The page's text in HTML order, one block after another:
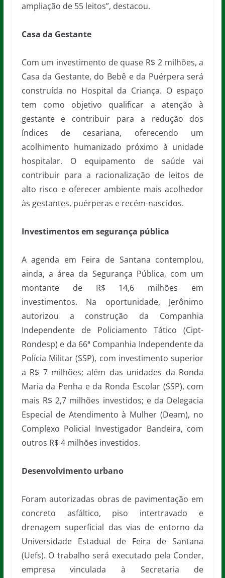
ampliação de 55 leitos”, destacou.
Casa da Gestante
Com um investimento de quase R$ 2 milhões, a
Casa da Gestante, do Bebê e da Puérpera será
construída no Hospital da Criança. O espaço
tem como objetivo qualificar a atenção à
gestante e contribuir para a redução dos
índices de cesariana, oferecendo um
acolhimento humanizado próximo à unidade
hospitalar. O equipamento de saúde vai
contribuir para a racionalização de leitos de
alto risco e oferecer ambiente mais acolhedor
às gestantes, puérperas e recém-nascidos.
Investimentos em segurança pública
A agenda em Feira de Santana contemplou,
ainda, a área da Segurança Pública, com um
montante de R$ 14,6 milhões em
investimentos. Na oportunidade, Jerônimo
autorizou a construção da Companhia
Independente de Policiamento Tático (Cipt-
Rondesp) e da 66ª Companhia Independente da
Polícia Militar (SSP), com investimento superior
a R$ 7 milhões; além das unidades da Ronda
Maria da Penha e da Ronda Escolar (SSP), com
mais R$ 2,7 milhões investidos; e da Delegacia
Especial de Atendimento à Mulher (Deam), no
Complexo Policial Investigador Bandeira, com
outros R$ 4 milhões investidos.
Desenvolvimento urbano
Foram autorizadas obras de pavimentação em
concreto asfáltico, piso intertravado e
drenagem superficial das vias de entorno da
Universidade Estadual de Feira de Santana
(Uefs). O trabalho será executado pela Conder,
empresa vinculada à Secretaria de